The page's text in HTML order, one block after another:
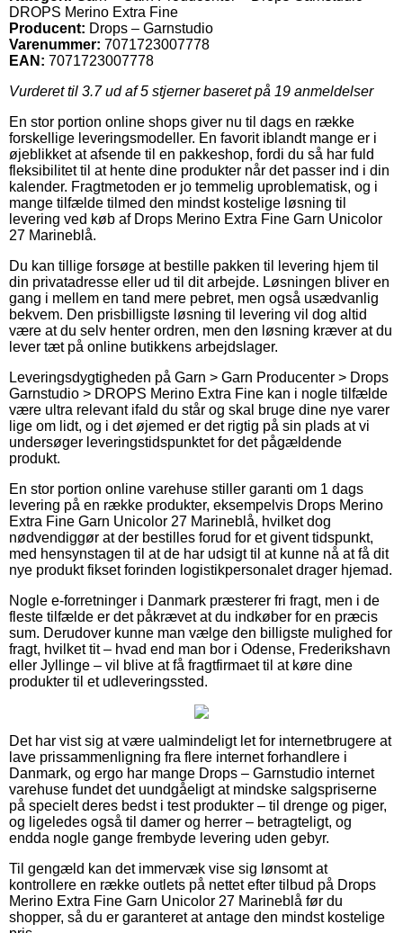
DROPS Merino Extra Fine
Producent: Drops – Garnstudio
Varenummer: 7071723007778
EAN: 7071723007778
Vurderet til 3.7ud af 5 stjerner baseret på 19 anmeldelser
En stor portion online shops giver nu til dags en række
forskellige leveringsmodeller. En favorit iblandt mange er i
øjeblikket at afsende til en pakkeshop, fordi du så har fuld
fleksibilitet til at hente dine produkter når det passer ind i din
kalender. Fragtmetoden er jo temmelig uproblematisk, og i
mange tilfælde tilmed den mindst kostelige løsning til
levering ved køb af Drops Merino Extra Fine Garn Unicolor
27 Marineblå.
Du kan tillige forsøge at bestille pakken til levering hjem til
din privatadresse eller ud til dit arbejde. Løsningen bliver en
gang i mellem en tand mere pebret, men også usædvanlig
bekvem. Den prisbilligste løsning til levering vil dog altid
være at du selv henter ordren, men den løsning kræver at du
lever tæt på online butikkens arbejdslager.
Leveringsdygtigheden på Garn > Garn Producenter > Drops
Garnstudio > DROPS Merino Extra Fine kan i nogle tilfælde
være ultra relevant ifald du står og skal bruge dine nye varer
lige om lidt, og i det øjemed er det rigtig på sin plads at vi
undersøger leveringstidspunktet for det pågældende
produkt.
En stor portion online varehuse stiller garanti om 1 dags
levering på en række produkter, eksempelvis Drops Merino
Extra Fine Garn Unicolor 27 Marineblå, hvilket dog
nødvendiggør at der bestilles forud for et givent tidspunkt,
med hensynstagen til at de har udsigt til at kunne nå at få dit
nye produkt fikset forinden logistikpersonalet drager hjemad.
Nogle e-forretninger i Danmark præsterer fri fragt, men i de
fleste tilfælde er det påkrævet at du indkøber for en præcis
sum. Derudover kunne man vælge den billigste mulighed for
fragt, hvilket tit – hvad end man bor i Odense, Frederikshavn
eller Jyllinge – vil blive at få fragtfirmaet til at køre dine
produkter til et udleveringssted.
Det har vist sig at være ualmindeligt let for internetbrugere at
lave prissammenligning fra flere internet forhandlere i
Danmark, og ergo har mange Drops – Garnstudio internet
varehuse fundet det uundgåeligt at mindske salgspriserne
på specielt deres bedst i test produkter – til drenge og piger,
og ligeledes også til damer og herrer – betragteligt, og
endda nogle gange frembyde levering uden gebyr.
Til gengæld kan det immervæk vise sig lønsomt at
kontrollere en række outlets på nettet efter tilbud på Drops
Merino Extra Fine Garn Unicolor 27 Marineblå før du
shopper, så du er garanteret at antage den mindst kostelige